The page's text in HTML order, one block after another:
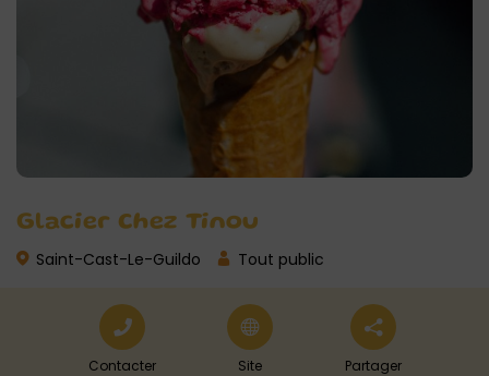
Glacier Chez Tinou
Saint-Cast-Le-Guildo Tout public
Contacter Site Partager